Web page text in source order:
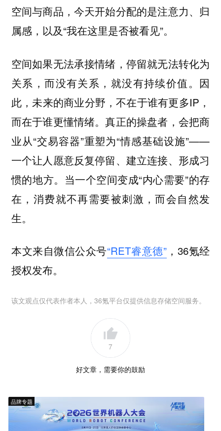
空间与商品，今天开始分配的是注意力、归
属感，以及“我在这里是否被看见”。
空间如果无法承接情绪，停留就无法转化为
关系，而没有关系，就没有持续价值。因
此，未来的商业分野，不在于谁有更多IP，
而在于谁更懂情绪。真正的操盘者，会把商
业从“交易容器”重塑为“情感基础设施”——
一个让人愿意反复停留、建立连接、形成习
惯的地方。当一个空间变成“内心需要”的存
在，消费就不再需要被刺激，而会自然发
生。
本文来自微信公众号“RET睿意德”，36氪经
授权发布。
该文观点仅代表作者本人，36氪平台仅提供信息存储空间服务。
7
好文章，需要你的鼓励
品牌专题